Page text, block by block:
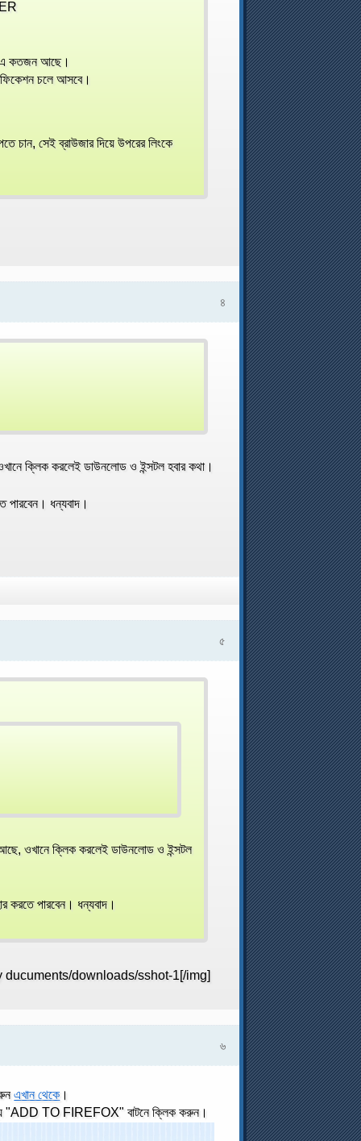
কতজন আছে।
চলে আসবে।
চান, সেই ব্রাউজার দিয়ে উপরের লিংকে
৪
ক্লিক করলেই ডাউনলোড ও ইন্সটল হবার কথা।
পারবেন। ধন্যবাদ।
৫
আছে, ওখানে ক্লিক করলেই ডাউনলোড ও ইন্সটল
করতে পারবেন। ধন্যবাদ।
downloads/sshot-1[/img]
৬
এখান থেকে ।
"ADD TO FIREFOX" বাটনে ক্লিক করুন।